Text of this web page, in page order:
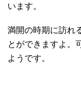
います。
満開の時期に訪れ
とができますよ。
ようです。